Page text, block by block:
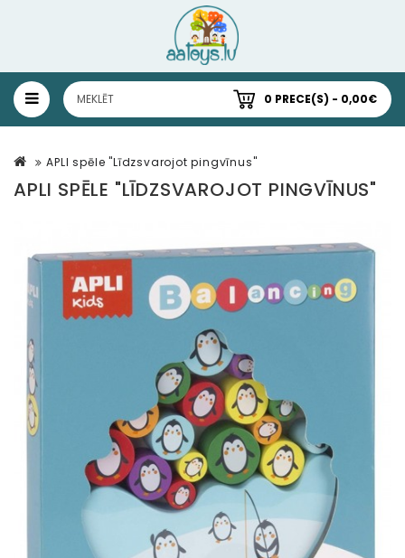
0 PRECE(S) - 0,00€
APLI spēle "Līdzsvarojot pingvīnus"
APLI SPĒLE "LĪDZSVAROJOT PINGVĪNUS"